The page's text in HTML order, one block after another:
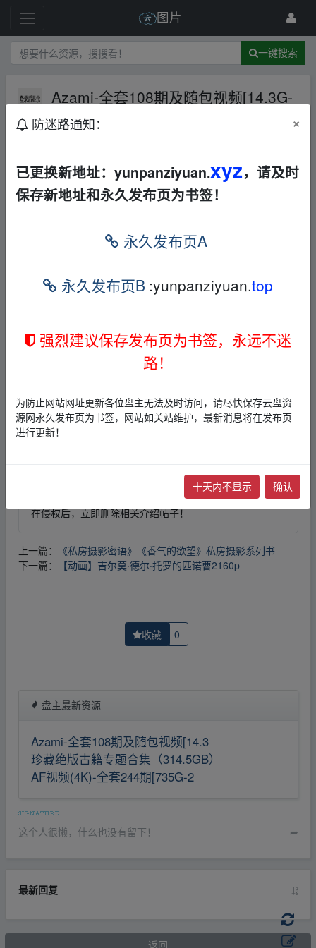
图片
一键搜索
Azami-全套108期及随包视频[14.3G-
2025.3]
、fr▁om w ww.y、un‥pan‥zi_yu、an.xy_z
https://pan.baidu.com/s/1NDqjCo
WSF-tJHbMrbH3yJw?pwd=JQMk
码：未许可连接 更多资源请访问：
2，本文内容仅代表作者本人观点，不代表本网站立场，作
者文责自负。
3，本文内所有链接指向的云盘网盘资源，其版权归版权方
4，如您认为本站任何介绍帖侵犯了您的合法版权，请点击
进行投诉，我们将在确认本文链接指向的资源存
在侵权后，立即删除相关介绍帖子！
上一篇：
《私房摄影密语》《香气的欲望》私房摄影系列书
下一篇：
【动画】吉尔莫·德尔·托罗的匹诺曹2160p
收藏 0
盘主最新资源
Azami-全套108期及随包视频[14.3
珍藏绝版古籍专题合集（314.5GB）
AF视频(4K)-全套244期[735G-2
这个人很懒，什么也没有留下！ ➦
最新回复
返回
防迷路通知： ×
已更换新地址：yunpanziyuan.xyz，请及时
保存新地址和永久发布页为书签！
永久发布页A
永久发布页B :yunpanziyuan.top
强烈建议保存发布页为书签，永远不迷
路！
为防止网站网址更新各位盘主无法及时访问，请尽快保存云盘资
源网永久发布页为书签，网站如关站维护，最新消息将在发布页
进行更新！
十天内不显示 确认